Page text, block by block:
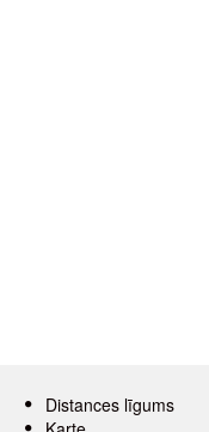
Distances līgums